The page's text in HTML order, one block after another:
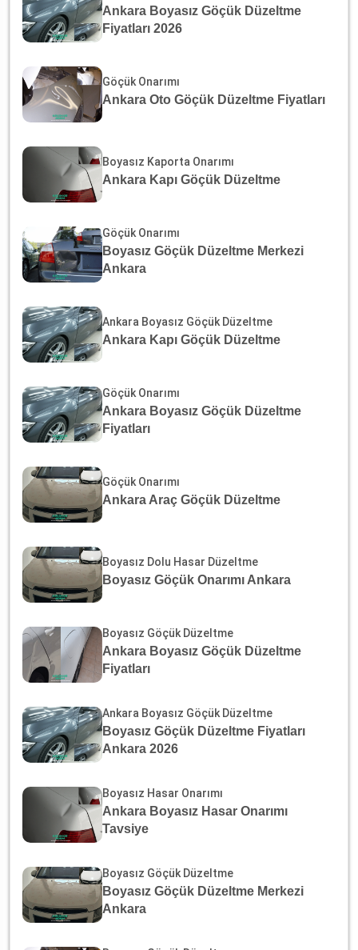
Ankara Boyasız Göçük Düzeltme
Fiyatları 2026
Göçük Onarımı
Ankara Oto Göçük Düzeltme Fiyatları
Boyasız Kaporta Onarımı
Ankara Kapı Göçük Düzeltme
Göçük Onarımı
Boyasız Göçük Düzeltme Merkezi
Ankara
Ankara Boyasız Göçük Düzeltme
Ankara Kapı Göçük Düzeltme
Göçük Onarımı
Ankara Boyasız Göçük Düzeltme
Fiyatları
Göçük Onarımı
Ankara Araç Göçük Düzeltme
Boyasız Dolu Hasar Düzeltme
Boyasız Göçük Onarımı Ankara
Boyasız Göçük Düzeltme
Ankara Boyasız Göçük Düzeltme
Fiyatları
Ankara Boyasız Göçük Düzeltme
Boyasız Göçük Düzeltme Fiyatları
Ankara 2026
Boyasız Hasar Onarımı
Ankara Boyasız Hasar Onarımı
Tavsiye
Boyasız Göçük Düzeltme
Boyasız Göçük Düzeltme Merkezi
Ankara